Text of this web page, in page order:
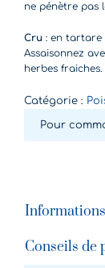
ne pénètre pas
Cru : en tartare
Assaisonnez
herbes fraiches.
Catégorie :
Pour
Conseils de